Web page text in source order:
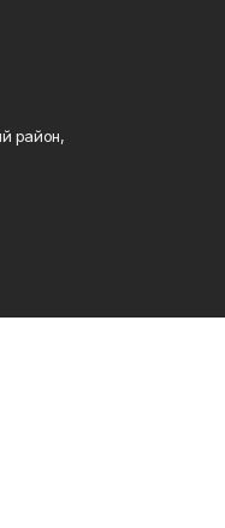
район,